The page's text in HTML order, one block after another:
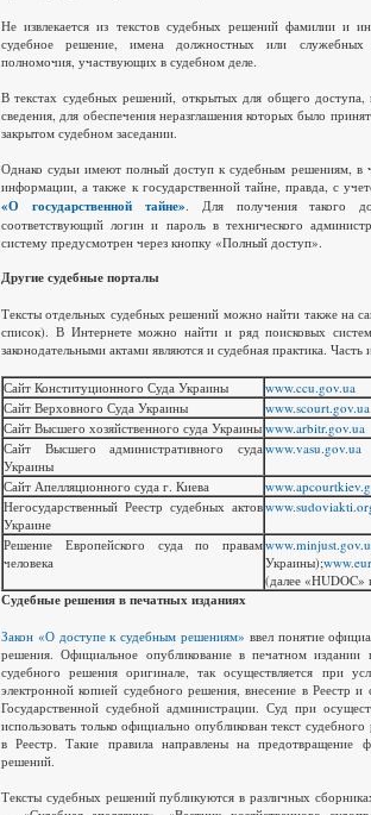
Не извлекается из текстов судебных решений фамилии и
судебное решение, имена должностных или
полномочия, участвующих в судебном деле.
В текстах судебных решений, открытых для общего
сведения, для обеспечения неразглашения которых было
закрытом судебном заседании.
Однако судьи имеют полный доступ к судебным решениям, в
информации, а также к государственной тайне, правда, с
«О государственной тайне».
Для получения такого
соответствующий логин и пароль в технического
систему предусмотрен через кнопку «Полный доступ».
Другие судебные порталы
Тексты отдельных судебных решений можно найти также на
список). В Интернете можно найти и ряд поисковых систем
законодательными актами являются и судебная практика. Часть
Сайт Конституционного Суда Украины
www.ccu.gov.ua
Сайт Верховного Суда Украины
www.scourt.gov.ua
Сайт Высшего хозяйственного суда Украины www.arbitr.gov.ua
Сайт Высшего административного суда
Украины
www.vasu.gov.ua
Сайт Апелляционного суда г. Киева
Негосударственный Реестр судебных актов
Украине
Решение Европейского суда по правам
человека
Украины);
(далее «HUDOC»
Судебные решения в печатных изданиях
Закон «О доступе к судебным решениям» ввел понятие
решения. Официальное опубликование в печатном издании
судебного решения оригинале, так осуществляется при
электронной копией судебного решения, внесение в Реестр и
Государственной судебной администрации. Суд при
использовать только официально опубликован текст
в Реестр. Такие правила направлены на предотвращение
решений.
Тексты судебных решений публикуются в различных